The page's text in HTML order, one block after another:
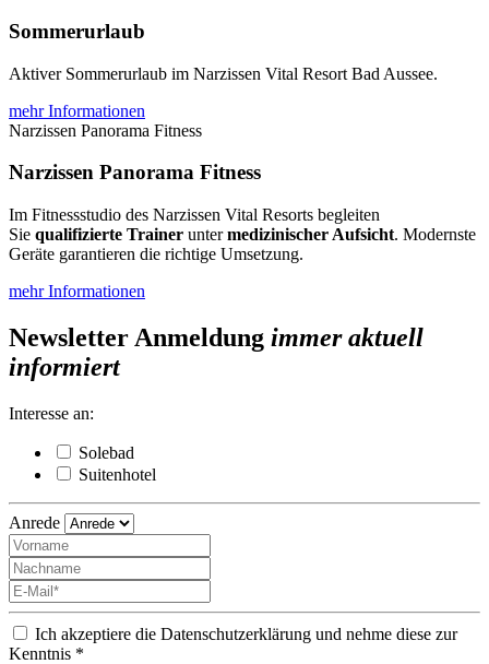
Sommerurlaub
Aktiver Sommerurlaub im Narzissen Vital Resort Bad Aussee.
mehr Informationen
Narzissen Panorama Fitness
Narzissen Panorama Fitness
Im Fitnessstudio des Narzissen Vital Resorts begleiten
Sie qualifizierte Trainer untermedizinischer Aufsicht. Modernste
Geräte garantieren die richtige Umsetzung.
mehr Informationen
Newsletter Anmeldung immer aktuell
informiert
Interesse an:
Solebad
Suitenhotel
Anrede
Ich akzeptiere die Datenschutzerklärung und nehme diese zur
Kenntnis *